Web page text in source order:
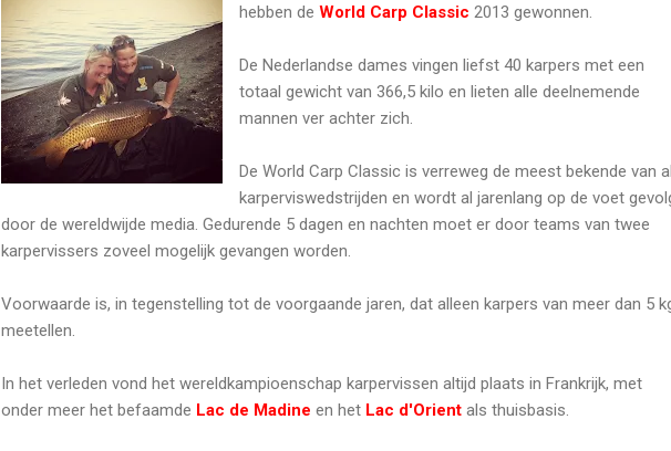
hebben de World Carp Classic 2013 gewonnen.
De Nederlandse dames vingen liefst 40 karpers met een
totaal gewicht van 366,5 kilo en lieten alle deelnemende
mannen ver achter zich.
De World Carp Classic is verreweg de meest bekende van
karperviswedstrijden en wordt al jarenlang op de voet
door de wereldwijde media. Gedurende 5 dagen en nachten moet er door teams van twee
karpervissers zoveel mogelijk gevangen worden.
Voorwaarde is, in tegenstelling tot de voorgaande jaren, dat alleen karpers van meer dan 5
meetellen.
In het verleden vond het wereldkampioenschap karpervissen altijd plaats in Frankrijk, met
onder meer het befaamde Lac de Madine en het Lac d'Orient als thuisbasis.